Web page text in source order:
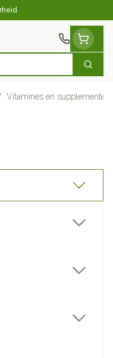
Zoek
Vitamines en supplementen